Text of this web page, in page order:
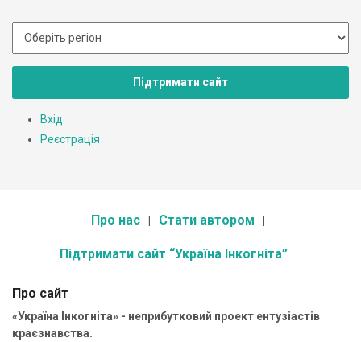
Підтримати сайт
Вхід
Реєстрація
Про нас Стати автором
Підтримати сайт “Україна Інкогніта”
Про сайт
«Україна Інкогніта» - неприбутковий проект ентузіастів
краєзнавства.